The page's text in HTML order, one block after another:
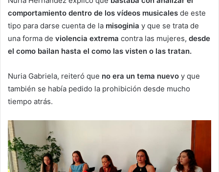
comportamiento dentro de los vídeos musicales de este
tipo para darse cuenta de la misoginia y que se trata de
una forma de violencia extrema contra las mujeres, desde
el como bailan hasta el como las visten o las tratan.
Nuria Gabriela, reiteró que no era un tema nuevo y que
también se había pedido la prohibición desde mucho
tiempo atrás.